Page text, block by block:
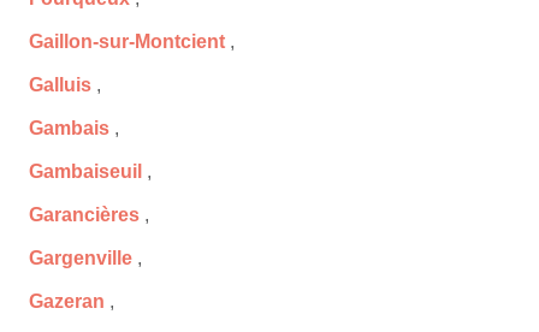
Gaillon-sur-Montcient ,
Galluis ,
Gambais ,
Gambaiseuil ,
Garancières ,
Gargenville ,
Gazeran ,